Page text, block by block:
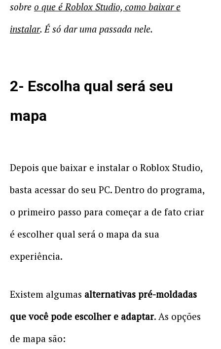
sobre o que é Roblox Studio, como baixar e
instalar. É só dar uma passada nele.
2- Escolha qual será seu
mapa
Depois que baixar e instalar o Roblox Studio,
basta acessar do seu PC. Dentro do programa,
o primeiro passo para começar a de fato criar
é escolher qual será o mapa da sua
experiência.
Existem algumas alternativas pré-moldadas
que você pode escolher e adaptar. As opções
de mapa são: